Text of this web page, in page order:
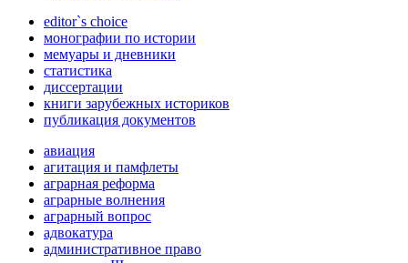
editor`s choice
монографии по истории
мемуары и дневники
статистика
диссертации
книги зарубежных историков
публикация документов
авиация
агитация и памфлеты
аграрная реформа
аграрные волнения
аграрный вопрос
адвокатура
административное право